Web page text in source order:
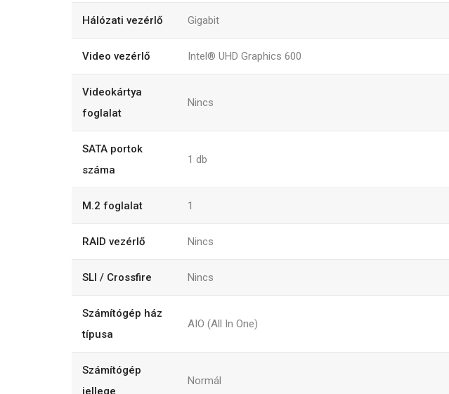
Hálózati vezérlő Gigabit
Video vezérlő Intel® UHD Graphics 600
Videokártya
foglalat
Nincs
SATA portok
száma
1 db
M.2 foglalat 1
RAID vezérlő Nincs
SLI / Crossfire Nincs
Számítógép ház
típusa
AIO (All In One)
Számítógép
jellege
Normál